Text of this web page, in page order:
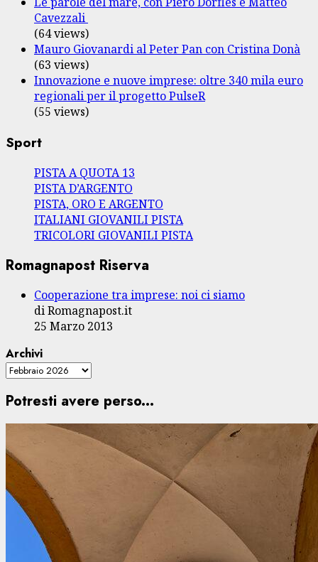
Cavezzali
(64 views)
Mauro Giovanardi al Peter Pan con Cristina Donà
(63 views)
Innovazione e nuove imprese: oltre 340 mila euro
regionali per il progetto PulseR
(55 views)
Sport
PISTA A QUOTA 13
PISTA D’ARGENTO
PISTA, ORO E ARGENTO
ITALIANI GIOVANILI PISTA
TRICOLORI GIOVANILI PISTA
Romagnapost Riserva
Cooperazione tra imprese: noi ci siamo
di Romagnapost.it
25 Marzo 2013
Archivi
Potresti avere perso...